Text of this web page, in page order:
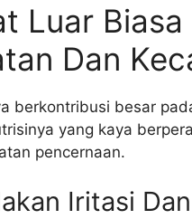
Luar
Dan
berkontribusi besar
yang kaya
pencernaan.
Iritasi